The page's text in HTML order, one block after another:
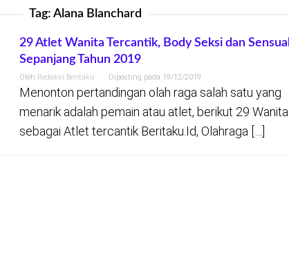
Tag: Alana Blanchard
29 Atlet Wanita Tercantik, Body Seksi dan Sensual
Sepanjang Tahun 2019
Oleh Redaksi Beritaku Diposting pada 19/12/2019
Menonton pertandingan olah raga salah satu yang
menarik adalah pemain atau atlet, berikut 29 Wanita
sebagai Atlet tercantik Beritaku.Id, Olahraga […]